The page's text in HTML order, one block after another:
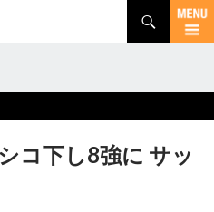
コ下し8強に サッ